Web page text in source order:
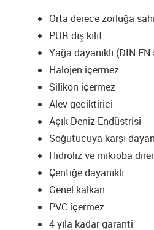
Orta derece zorluğa
PUR dış kılıf
Yağa dayanıklı (DIN
Halojen içermez
Silikon içermez
Alev geciktirici
Açık Deniz Endüstrisi
Soğutucuya karşı
Hidroliz ve mikroba
Çentiğe dayanıklı
Genel kalkan
PVC içermez
4 yıla kadar garanti